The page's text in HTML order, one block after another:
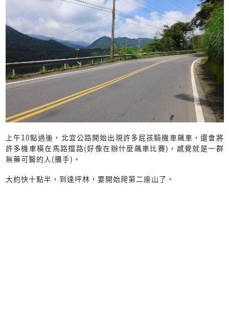
上午10點過後，北宜公路開始出現許多屁孩騎機車飆車，還會將
許多機車橫在馬路擋路(好像在辦什麼飆車比賽)，感覺就是一群
無藥可醫的人(攤手)。
大約快十點半，到達坪林，要開始爬第二座山了。